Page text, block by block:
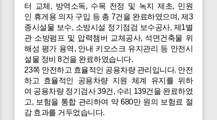
터 교체, 방역소독, 수목 전정 및 녹지 제초, 민원
인 휴게용 의자 구입 등 총 7건을 완료하였으며, 제3
종시설물 보수, 소방시설 정기점검 보수공사, 제1별
관 소방펌프 및 압력챔버 교체공사, 석면건축물 위
해성 평가 용역, 안내 키오스크 유지관리 등 안전시
설물 정비 8건을 완료하였습니다.
23쪽 안전하고 효율적인 공용차량 관리입니다. 안전
하고 효율적인 공용차량 지원 체계 유지를 위하
여 공용차량 정기검사 39건, 수리 139건을 완료하였
고, 보험을 통합 관리하여 약 680만 원의 보험료 절
감 효과를 거두었습니다.